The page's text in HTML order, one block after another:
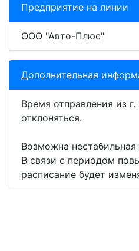
Предприятие на линии
ООО "Авто-Плюс"
Дополнительная
Время отправления из
отклоняться.
Возможна
В связи с периодом
расписание будет